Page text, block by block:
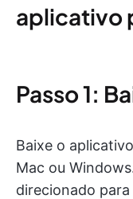
aplicativo
Passo 1:
Baixe o
Mac ou
direcionado